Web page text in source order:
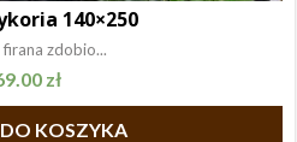
140×250
firana zdobio...
zł
KOSZYKA